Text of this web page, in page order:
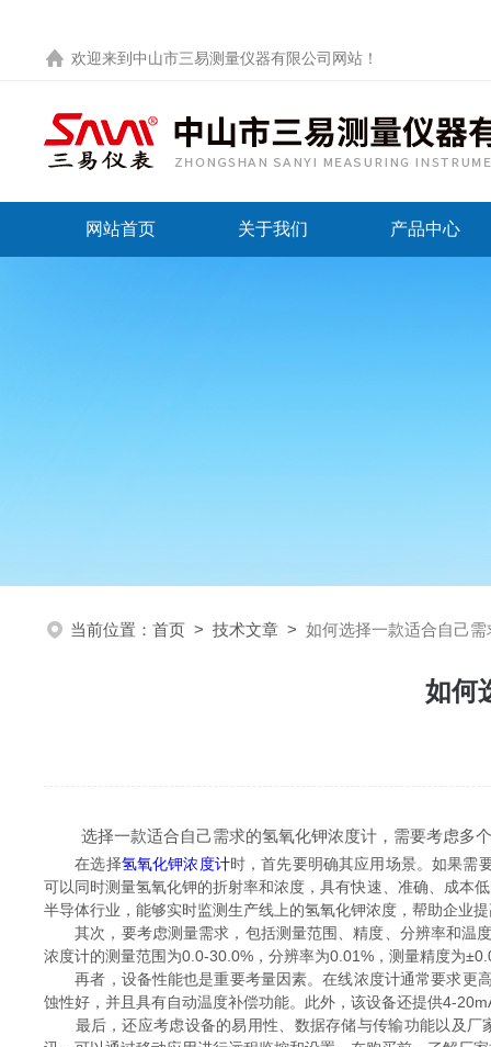
欢迎来到 中山市三易测量仪器有限公司网站 ！
网站首页 关于我们 产品中心
当前位置： 首页 > 技术文章 > 如何选择一款适合自己
如何
选择一款适合自己需求的氢氧化钾浓度计，需要考虑多个
在选择氢氧化钾浓度计时，首先要明确其应用场景。如果需
可以同时测量氢氧化钾的折射率和浓度，具有快速、准确、成本
半导体行业，能够实时监测生产线上的氢氧化钾浓度，帮助企业
其次，要考虑测量需求，包括测量范围、精度、分辨率和温度
浓度计的测量范围为0.0-30.0%，分辨率为0.01%，测量精度为
再者，设备性能也是重要考量因素。在线浓度计通常要求更高
蚀性好，并且具有自动温度补偿功能。此外，该设备还提供4-
最后，还应考虑设备的易用性、数据存储与传输功能以及厂